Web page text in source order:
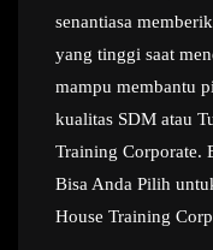
senantiasa
yang tinggi saat
mampu membantu
kualitas SDM atau
Training Corporate.
Bisa Anda Pilih
House Training